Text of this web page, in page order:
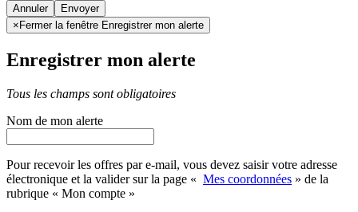
Annuler
× Fermer la fenêtre Enregistrer mon alerte
Enregistrer mon alerte
Tous les champs sont obligatoires
Nom de mon alerte
Pour recevoir les offres par e-mail, vous devez saisir votre adresse
électronique et la valider sur la page « Mes coordonnées » de la
rubrique « Mon compte »